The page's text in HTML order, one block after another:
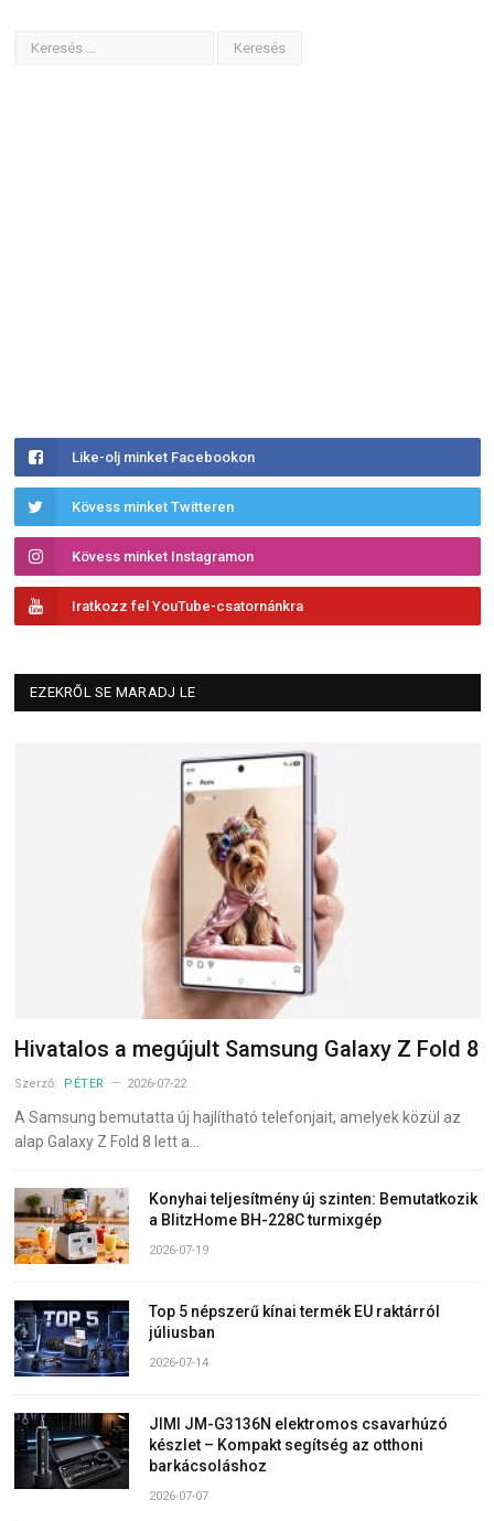
Like-olj minket Facebookon
Kövess minket Twitteren
Kövess minket Instagramon
Iratkozz fel YouTube-csatornánkra
EZEKRŐL SE MARADJ LE
Hivatalos a megújult Samsung Galaxy Z Fold 8
Szerző: PÉTER 2026-07-22
A Samsung bemutatta új hajlítható telefonjait, amelyek közül az
alap Galaxy Z Fold 8 lett a…
Konyhai teljesítmény új szinten: Bemutatkozik
a BlitzHome BH-228C turmixgép
2026-07-19
Top 5 népszerű kínai termék EU raktárról
júliusban
2026-07-14
JIMI JM-G3136N elektromos csavarhúzó
készlet – Kompakt segítség az otthoni
barkácsoláshoz
2026-07-07